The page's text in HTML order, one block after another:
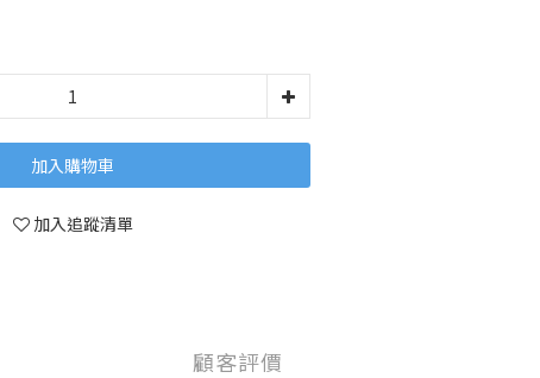
加入購物車
加入追蹤清單
顧客評價